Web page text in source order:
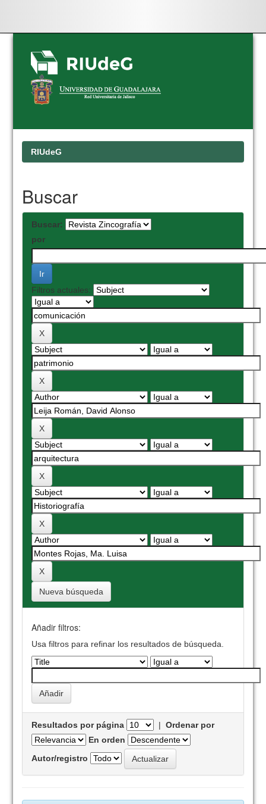
Skip
navigation
RIUdeG
Buscar
Buscar:
por
Filtros actuales:
Nueva búsqueda
Añadir filtros:
Usa filtros para refinar los resultados de búsqueda.
Resultados por página |Ordenar por
En orden
Autor/registro